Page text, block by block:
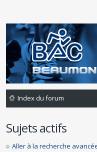
Index du forum
Sujets actifs
Aller à la recherche